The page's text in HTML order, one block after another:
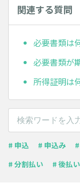
関連する質問
必要書類は
必要書類が
所得証明は
# 申込 # 申込み
# 分割払い
# 後払い